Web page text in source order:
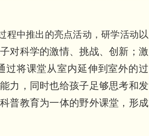
程中推出的亮点活动，研学活动以
对科学的激情、挑战、创新；激
过将课堂从室内延伸到室外的过
力，同时也给孩子足够思考和发
普教育为一体的野外课堂，形成